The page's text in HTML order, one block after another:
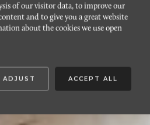
KNUT
27
of our visitor data, to improve our
and to give you a great website
about the cookies we use open
ADJUST ACCEPT ALL